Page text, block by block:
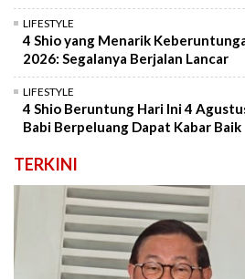
LIFESTYLE
4 Shio yang Menarik
2026: Segalanya Berjalan Lancar
LIFESTYLE
4 Shio Beruntung Hari Ini 4
Babi Berpeluang Dapat Kabar Baik
TERKINI